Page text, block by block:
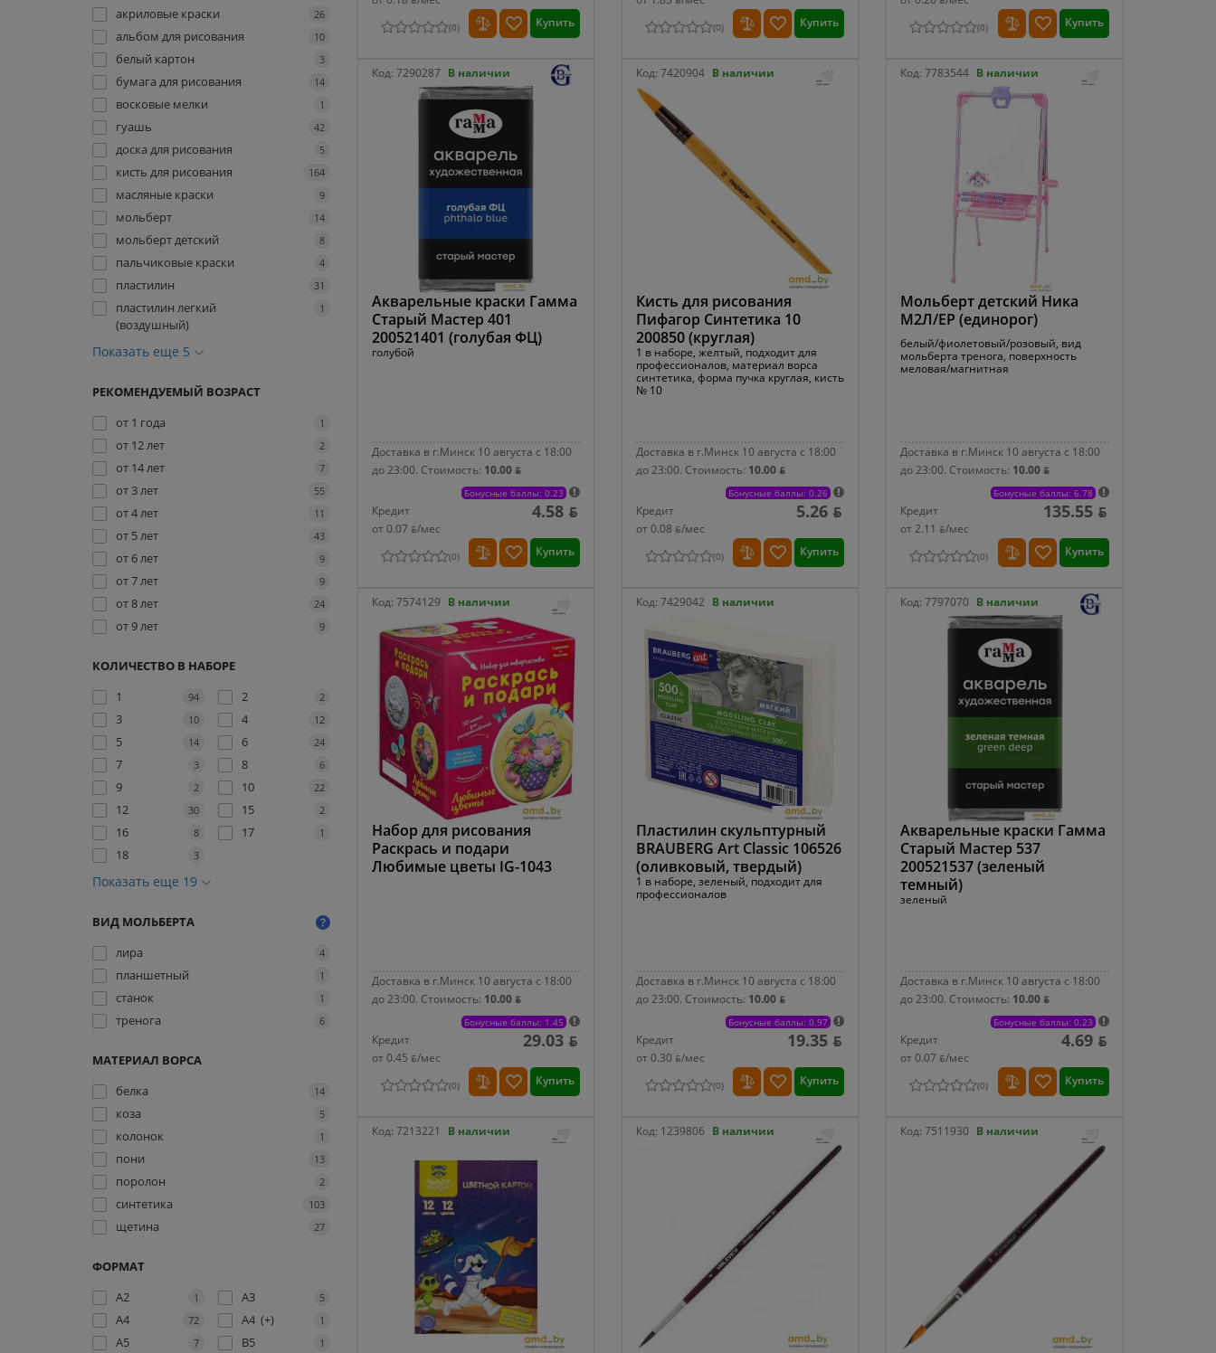
акриловые краски 26
альбом для рисования 10
белый картон 3
бумага для рисования 14
восковые мелки 1
гуашь 42
доска для рисования 5
кисть для рисования 164
масляные краски 9
мольберт 14
мольберт детский 8
пальчиковые краски 4
пластилин 31
пластилин легкий
(воздушный)
1
Показать еще 5
РЕКОМЕНДУЕМЫЙ ВОЗРАСТ
от 1 года
1
от 12 лет 2
от 14 лет 7
от 3 лет 55
от 4 лет 11
от 5 лет 43
от 6 лет 9
от 7 лет 9
от 8 лет 24
от 9 лет 9
КОЛИЧЕСТВО В НАБОРЕ
1
94 2 2
3 10 4 12
5 14 6 24
7 3 8 6
9 2 10 22
12 30 15 2
16 8 17 1
18 3
Показать еще 19
ВИД МОЛЬБЕРТА
лира
4
планшетный 1
станок 1
тренога 6
МАТЕРИАЛ ВОРСА
белка
14
коза 5
колонок 1
пони 13
поролон 2
синтетика 103
щетина 27
ФОРМАТ
A2
1 A3 5
A4 72 A4 (+) 1
A5 7 B5 1
(0) Купить (0) Купить (0) Купить
Код: 7290287 В наличии
Акварельные краски Гамма
Старый Мастер 401
200521401 (голубая ФЦ)
голубой
Доставка в г.Минск 10 августа с 18:00
до 23:00. Стоимость: 10.00 ƃ
Бонусные баллы: 0.23
Кредит
от 0.07 ƃ/мec
4.58 ƃ
(0) Купить
Код: 7420904 В наличии
Кисть для рисования
Пифагор Синтетика 10
200850 (круглая)
1 в наборе, желтый, подходит для
профессионалов, материал ворса
синтетика, форма пучка круглая, кисть
№ 10
Доставка в г.Минск 10 августа с 18:00
до 23:00. Стоимость: 10.00 ƃ
Бонусные баллы: 0.26
Кредит
от 0.08 ƃ/мec
5.26 ƃ
(0) Купить
Код:7783544 В наличии
Мольберт детский Ника
М2Л/ЕР (единорог)
белый/фиолетовый/розовый, вид
мольберта тренога, поверхность
меловая/магнитная
Доставка в г.Минск 10 августа с 18:00
до 23:00. Стоимость: 10.00 ƃ
Бонусные баллы: 6.78
Кредит
от 2.11 ƃ/мec
135.55 ƃ
(0) Купить
Код: 7574129 В наличии
Набор для рисования
Раскрась и подари
Любимые цветы IG-1043
Доставка в г.Минск 10 августа с 18:00
до 23:00. Стоимость: 10.00 ƃ
Бонусные баллы: 1.45
Кредит
от 0.45 ƃ/мec
29.03 ƃ
(0) Купить
Код: 7429042 В наличии
Пластилин скульптурный
BRAUBERG Art Classic 106526
(оливковый, твердый)
1 в наборе, зеленый, подходит для
профессионалов
Доставка в г.Минск 10 августа с 18:00
до 23:00. Стоимость: 10.00 ƃ
Бонусные баллы: 0.97
Кредит
от 0.30 ƃ/мec
19.35 ƃ
(0) Купить
Код:7797070 В наличии
Акварельные краски Гамма
Старый Мастер 537
200521537 (зеленый
темный)
зеленый
Доставка в г.Минск 10 августа с 18:00
до 23:00. Стоимость: 10.00 ƃ
Бонусные баллы: 0.23
Кредит
от 0.07 ƃ/мec
4.69 ƃ
(0) Купить
Код: 7213221 В наличии Код: 1239806 В наличии Код:7511930 В наличии